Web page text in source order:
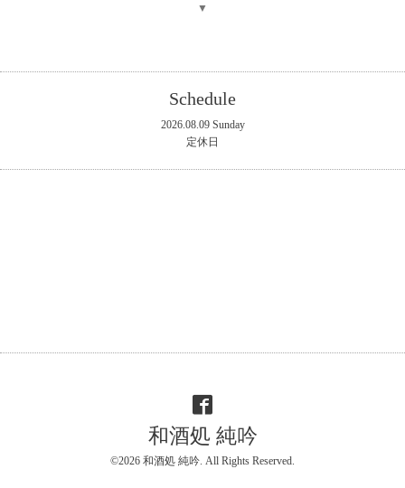
▼
Schedule
2026.08.09 Sunday
定休日
和酒処 純吟
©2026 和酒処 純吟 . All Rights Reserved.